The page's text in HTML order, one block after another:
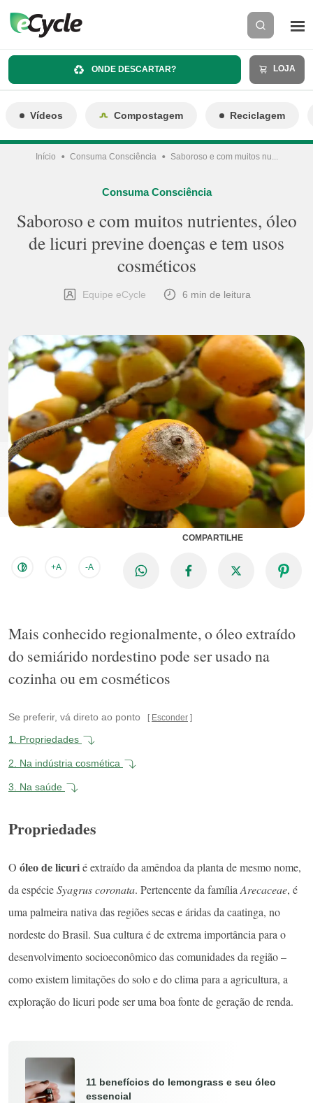
ONDE DESCARTAR? LOJA
Vídeos Compostagem Reciclagem
Início Consuma Consciência Saboroso e com muitos nu...
Consuma Consciência
Saboroso e com muitos nutrientes, óleo
de licuri previne doenças e tem usos
cosméticos
Equipe eCycle 6 min de leitura
+A -A
COMPARTILHE
Mais conhecido regionalmente, o óleo extraído
do semiárido nordestino pode ser usado na
cozinha ou em cosméticos
Se preferir, vá direto ao ponto Esconder
1. Propriedades
2. Na indústria cosmética
3. Na saúde
Propriedades
O óleo de licurié extraído da amêndoa da planta de mesmo nome,
da espécieSyagrus coronata. Pertencente da família Arecaceae, é
uma palmeira nativa das regiões secas e áridas da caatinga, no
nordeste do Brasil. Sua cultura é de extrema importância para o
desenvolvimento socioeconômico das comunidades da região –
como existem limitações do solo e do clima para a agricultura, a
exploração do licuri pode ser uma boa fonte de geração de renda.
11 benefícios do lemongrass e seu óleo
essencial